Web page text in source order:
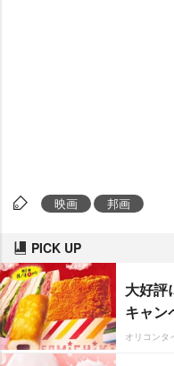
映画 邦画
PICK UP
大好評
キャン
オリコンタ